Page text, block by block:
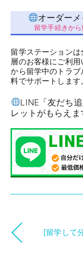
オーダー
留学手続きか
留学ステーション
層のお客様にご利
から留学中のトラ
料でサポートします
LINE「友だち
レットがもらえま
[留学して